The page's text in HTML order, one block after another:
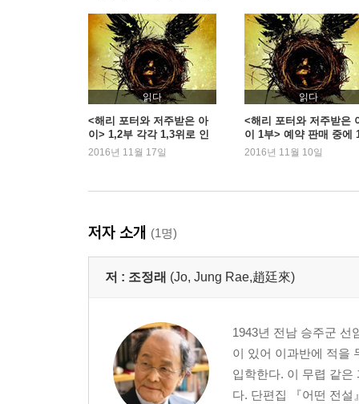
읽다
<해리 포터와 저주받은 아
이> 1,2부 각각 1,3위로 인
기 과시
2016년 11월 17일
읽다
<해리 포터와 저주받은
이 1부> 예약 판매 중에
2016년 11월 10일
저자 소개 (1명)
저 : 조정래 (Jo, Jung Rae,趙廷來)
1943년 전남 승주군 선
이 있어 이과반에 적을
입학한다. 이 무렵 같은
다. 단편집 『어떤 전설